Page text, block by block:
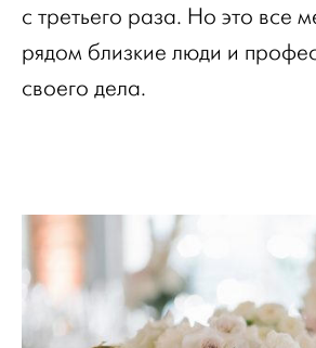
с третьего раза. Но это все
рядом близкие люди и
своего дела.